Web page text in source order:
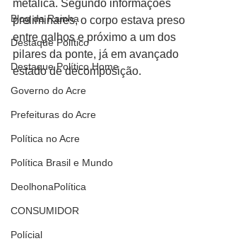
Blog da Rainha
Destaque Político
Destaque Político Home
Governo do Acre
Prefeituras do Acre
Política no Acre
Política Brasil e Mundo
DeolhonaPolítica
CONSUMIDOR
Polícial
metálica. Segundo informações
preliminares, o corpo estava preso
entre galhos e próximo a um dos
pilares da ponte, já em avançado
estado de decomposição.